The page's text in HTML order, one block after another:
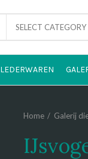
SELECT CATEGORY
LEDERWAREN
Home Galerij